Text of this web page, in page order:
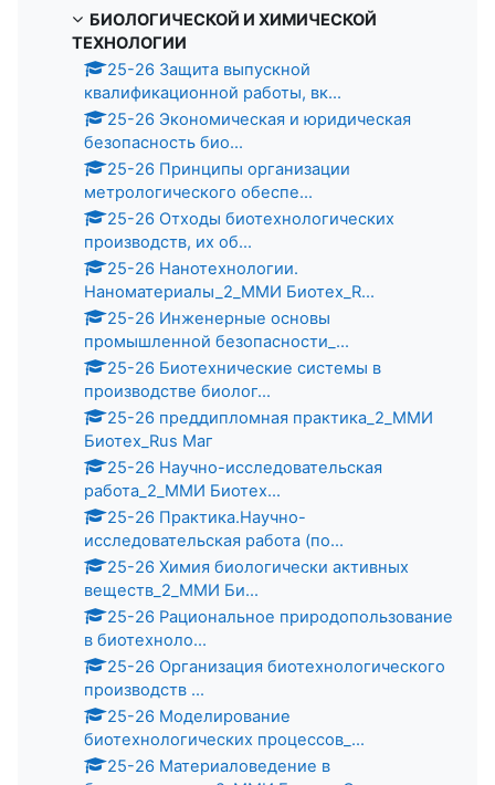
БИОЛОГИЧЕСКОЙ И ХИМИЧЕСКОЙ
ТЕХНОЛОГИИ
25-26 Защита выпускной
квалификационной работы, вк...
25-26 Экономическая и юридическая
безопасность био...
25-26 Принципы организации
метрологического обеспе...
25-26 Отходы биотехнологических
производств, их об...
25-26 Нанотехнологии.
Наноматериалы_2_ММИ Биотех_R...
25-26 Инженерные основы
промышленной безопасности_...
25-26 Биотехнические системы в
производстве биолог...
25-26 преддипломная практика_2_ММИ
Биотех_Rus Маг
25-26 Научно-исследовательская
работа_2_ММИ Биотех...
25-26 Практика.Научно-
исследовательская работа (по...
25-26 Химия биологически активных
веществ_2_ММИ Би...
25-26 Рациональное природопользование
в биотехноло...
25-26 Организация биотехнологического
производств ...
25-26 Моделирование
биотехнологических процессов_...
25-26 Материаловедение в